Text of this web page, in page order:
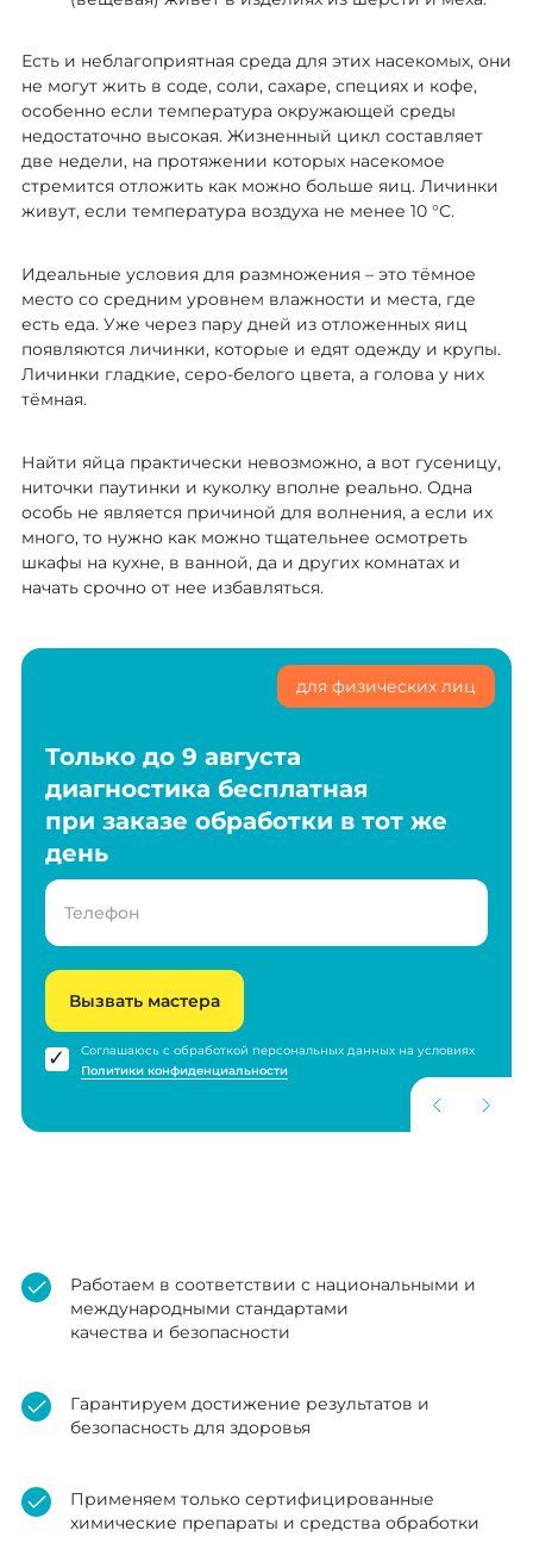
Есть и неблагоприятная среда для этих насекомых, они
не могут жить в соде, соли, сахаре, специях и кофе,
особенно если температура окружающей среды
недостаточно высокая. Жизненный цикл составляет
две недели, на протяжении которых насекомое
стремится отложить как можно больше яиц. Личинки
живут, если температура воздуха не менее 10 °С.
Идеальные условия для размножения – это тёмное
место со средним уровнем влажности и места, где
есть еда. Уже через пару дней из отложенных яиц
появляются личинки, которые и едят одежду и крупы.
Личинки гладкие, серо-белого цвета, а голова у них
тёмная.
Найти яйца практически невозможно, а вот гусеницу,
ниточки паутинки и куколку вполне реально. Одна
особь не является причиной для волнения, а если их
много, то нужно как можно тщательнее осмотреть
шкафы на кухне, в ванной, да и других комнатах и
начать срочно от нее избавляться.
Только до 9 августа
диагностика бесплатная
при заказе обработки в тот же
день
Вызвать мастера
Соглашаюсь с обработкой персональных данных на условиях
Политики конфиденциальности
для физических лиц
Работаем в соответствии с национальными и
международными стандартами
качества и безопасности
Гарантируем достижение результатов и
безопасность для здоровья
Применяем только сертифицированные
химические препараты и средства обработки